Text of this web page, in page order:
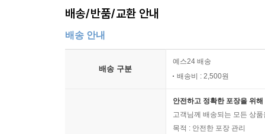
배송/반품/교환 안내
배송 안내
배송 구분
예스24 배송
배송비 : 2,500원
안전하고 정확한 포장을 위
고객님께 배송되는 모든 상
목적 : 안전한 포장 관리